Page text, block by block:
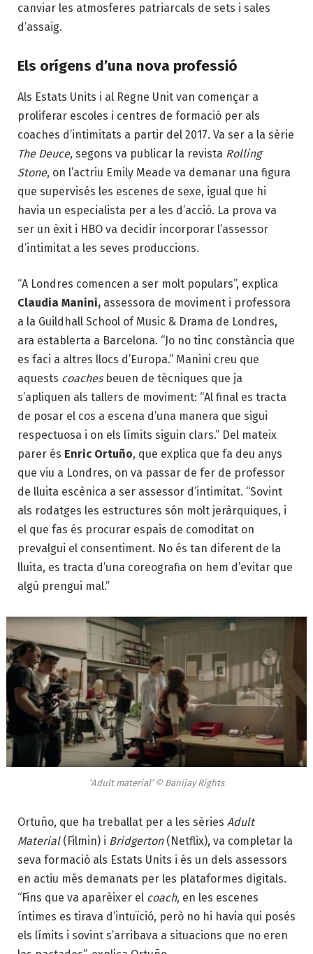
canviar les atmosferes patriarcals de sets i sales
d’assaig.
Els orígens d’una nova professió
Als Estats Units i al Regne Unit van començar a
proliferar escoles i centres de formació per als
coaches d’intimitats a partir del 2017. Va ser a la sèrie
The Deuce, segons va publicar la revista Rolling
Stone, on l’actriu Emily Meade va demanar una figura
que supervisés les escenes de sexe, igual que hi
havia un especialista per a les d’acció. La prova va
ser un èxit i HBO va decidir incorporar l’assessor
d’intimitat a les seves produccions.
“A Londres comencen a ser molt populars”, explica
Claudia Manini, assessora de moviment i professora
a la Guildhall School of Music & Drama de Londres,
ara establerta a Barcelona. “Jo no tinc constància que
es faci a altres llocs d’Europa.” Manini creu que
aquests coachesbeuen de tècniques que ja
s’apliquen als tallers de moviment: “Al final es tracta
de posar el cos a escena d’una manera que sigui
respectuosa i on els límits siguin clars.” Del mateix
parer és Enric Ortuño, que explica que fa deu anys
que viu a Londres, on va passar de fer de professor
de lluita escènica a ser assessor d’intimitat. “Sovint
als rodatges les estructures són molt jeràrquiques, i
el que fas és procurar espais de comoditat on
prevalgui el consentiment. No és tan diferent de la
lluita, es tracta d’una coreografia on hem d’evitar que
algú prengui mal.”
‘Adult material’ © Banijay Rights
Ortuño, que ha treballat per a les sèries Adult
Material(Filmin) i Bridgerton(Netflix), va completar la
seva formació als Estats Units i és un dels assessors
en actiu més demanats per les plataformes digitals.
“Fins que va aparèixer el coach, en les escenes
íntimes es tirava d’intuïció, però no hi havia qui posés
els límits i sovint s’arribava a situacions que no eren